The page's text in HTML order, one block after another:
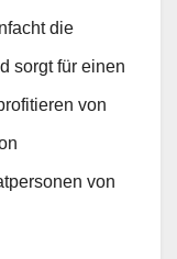
die
sorgt für einen
von
von